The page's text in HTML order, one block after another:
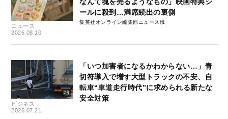
ニュース
2026.08.10
ールに殺到…満席続出の裏側
集英社オンライン編集部ニュース班
ビジネス
2026.07.21
「いつ加害者になるかわからない…」青
切符導入で増す大型トラックの不安、自
転車“車道走行時代”に求められる新たな
安全対策